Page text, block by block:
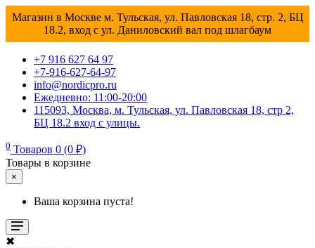
Магазин в Москве м. Тульская, ул. Павловская 18, стр. 2, БЦ
18.2, вход с ул. Даниловский вал под шлагбаум
+7 916 627 64 97
+7-916-627-64-97
info@nordicpro.ru
Ежедневно: 11:00-20:00
115093, Москва, м. Тульская, ул. Павловская 18, стр 2,
БЦ 18.2 вход с улицы.
0 Товаров 0 (0 ₽)
Товары в корзине
×
Ваша корзина пуста!
✖